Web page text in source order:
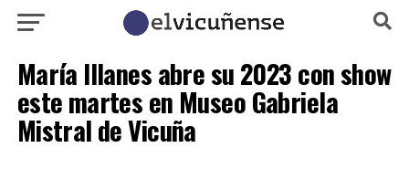
María Illanes abre su 2023 con show
este martes en Museo Gabriela
Mistral de Vicuña